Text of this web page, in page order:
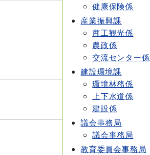
健康保険係
産業振興課
商工観光係
農政係
交流センター係
建設環境課
環境林務係
上下水道係
建設係
議会事務局
議会事務局
教育委員会事務局